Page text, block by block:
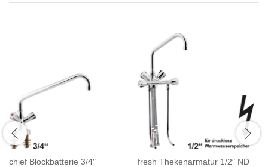
chief Blockbatterie 3/4″ fresh Thekenarmatur 1/2″ ND